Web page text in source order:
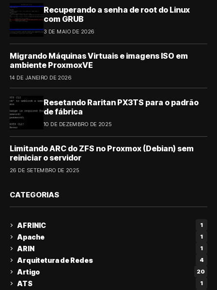
Recuperando a senha de root do Linux
com GRUB
3 DE MAIO DE 2026
Migrando Máquinas Virtuais e imagens ISO em
ambiente ProxmoxVE
14 DE JANEIRO DE 2026
Resetando Raritan PX3TS para o padrão
de fábrica
10 DE DEZEMBRO DE 2025
Limitando ARC do ZFS no Proxmox (Debian) sem
reiniciar o servidor
26 DE SETEMBRO DE 2025
CATEGORIAS
AFRINIC 1
Apache 1
ARIN 1
Arquitetura de Redes 4
Artigo 20
ATS 1